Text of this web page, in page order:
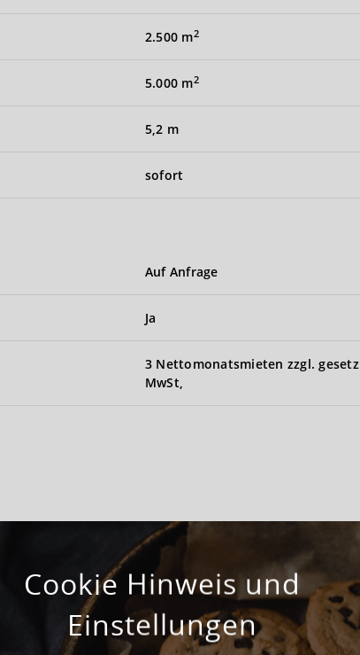
2.500 m2
5.000 m2
5,2 m
sofort
Auf Anfrage
Ja
3 Nettomonatsmieten zzgl.
MwSt,
ausreichend vorhanden
Noch nicht vorhanden
Cookie Hinweis und
Einstellungen